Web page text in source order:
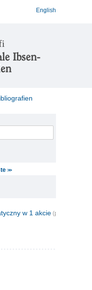
English
Ibsen-
>>
w 1 akcie (polsk)